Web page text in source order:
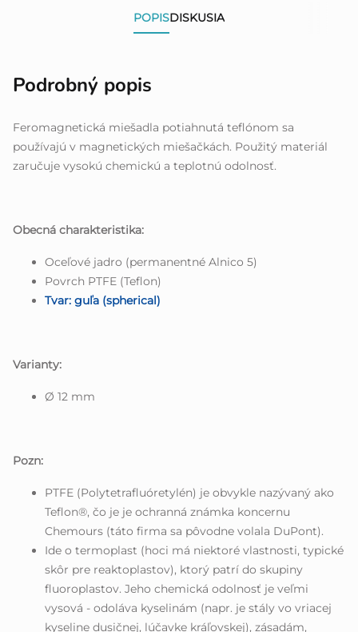
POPISDISKUSIA
Podrobný popis
Feromagnetická miešadla potiahnutá teflónom sa
používajú v magnetických miešačkách. Použitý materiál
zaručuje vysokú chemickú a teplotnú odolnosť.
Obecná charakteristika:
Oceľové jadro (permanentné Alnico 5)
Povrch PTFE (Teflon)
Tvar: guľa (spherical)
Varianty:
Ø 12 mm
Pozn:
PTFE (Polytetrafluóretylén) je obvykle nazývaný ako
Teflon®, čo je je ochranná známka koncernu
Chemours (táto firma sa pôvodne volala DuPont).
Ide o termoplast (hoci má niektoré vlastnosti, typické
skôr pre reaktoplastov), ktorý patrí do skupiny
fluoroplastov. Jeho chemická odolnosť je veľmi
vysová - odoláva kyselinám (napr. je stály vo vriacej
kyseline dusičnej, lúčavke kráľovskej), zásadám,